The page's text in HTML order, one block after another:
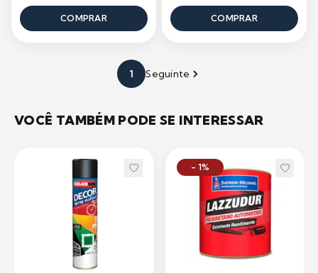
COMPRAR COMPRAR
1 Seguinte
VOCÊ TAMBÉM PODE SE INTERESSAR
- 1%